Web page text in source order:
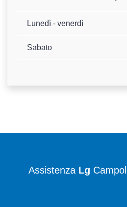
Lunedì - venerdì
Sabato
Assistenza Lg